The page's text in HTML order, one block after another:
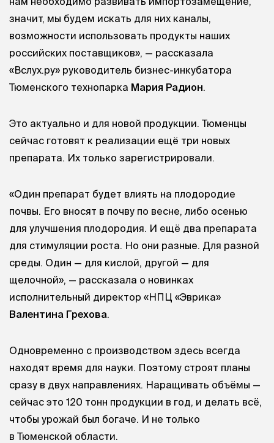
значит, мы будем искать для них каналы,
возможности использовать продукты наших
российских поставщиков», — рассказала
«Вслух.ру» руководитель бизнес-инкубатора
Тюменского технопарка Мария Радион.
Это актуально и для новой продукции. Тюменцы
сейчас готовят к реализации ещё три новых
препарата. Их только зарегистрировали.
«Один препарат будет влиять на плодородие
почвы. Его вносят в почву по весне, либо осенью
для улучшения плодородия. И ещё два препарата
для стимуляции роста. Но они разные. Для разной
среды. Один — для кислой, другой — для
щелочной», — рассказала о новинках
исполнительный директор «НПЦ «Эврика»
Валентина Грехова.
Одновременно с производством здесь всегда
находят время для науки. Поэтому строят планы
сразу в двух направлениях. Наращивать объёмы —
сейчас это 120 тонн продукции в год, и делать всё,
чтобы урожай был богаче. И не только
в Тюменской области.